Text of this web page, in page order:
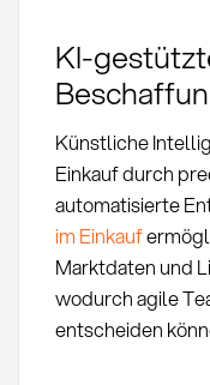
KI-
Künstliche
Einkauf durch
automatisierte
im Einkauf
Marktdaten und
wodurch agile
entscheiden